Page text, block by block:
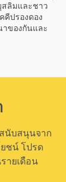
ลิมและชาว
คีปรองดอง
าของกันและ
นับสนุนจาก
ชน์ โปรด
ายเดือน